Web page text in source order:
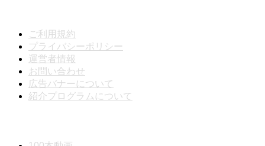
ご利用規約
プライバシーポリシー
運営者情報
お問い合わせ
広告バナーについて
紹介プログラムについて